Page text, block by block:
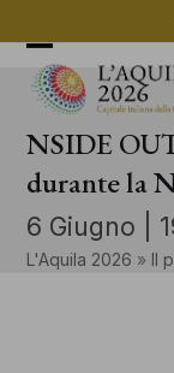
al
contenuto
Apri
menu
mobile
Chiudi
menu
mobile
NSIDE
durante la
6 Giugno |
L'Aquila 2026 » Il